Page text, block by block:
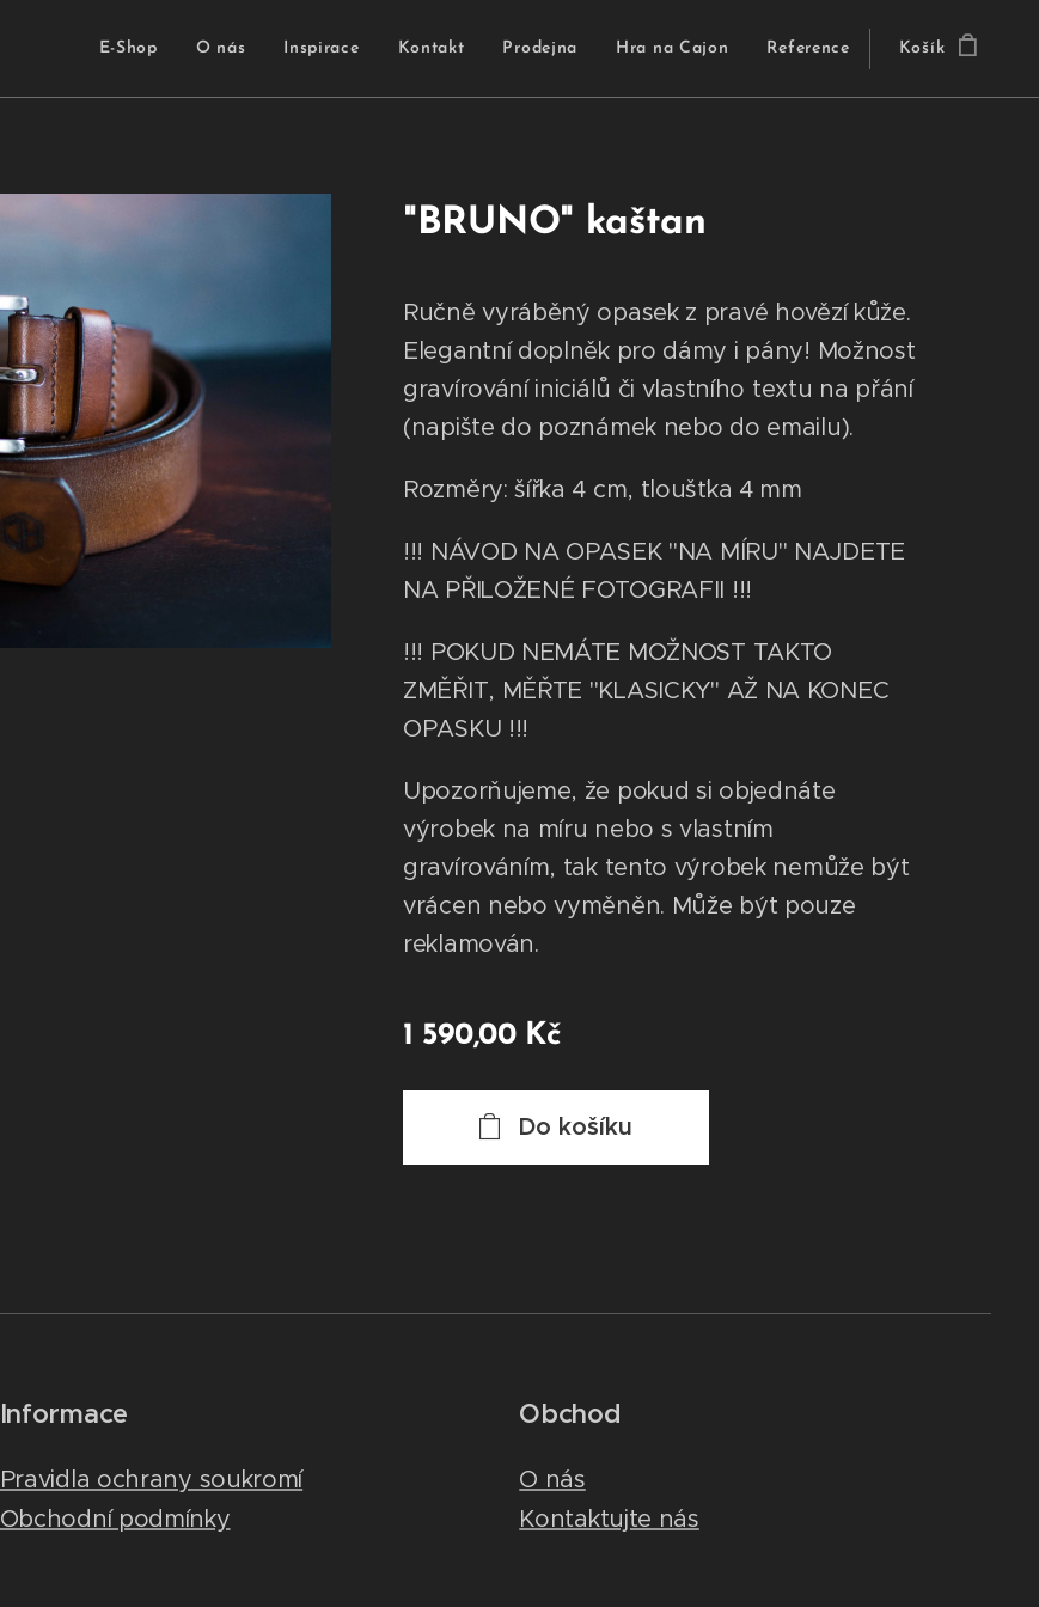
E-Shop O nás Inspirace Kontakt Prodejna Hra na Cajon Reference Košík
"BRUNO" kaštan
Ručně vyráběný opasek z pravé hovězí kůže.
Elegantní doplněk pro dámy i pány! Možnost
gravírování iniciálů či vlastního textu na přání
(napište do poznámek nebo do emailu).
Rozměry: šířka 4 cm, tloušťka 4 mm
!!! NÁVOD NA OPASEK "NA MÍRU" NAJDETE
NA PŘILOŽENÉ FOTOGRAFII !!!
!!! POKUD NEMÁTE MOŽNOST TAKTO
ZMĚŘIT, MĚŘTE "KLASICKY" AŽ NA KONEC
OPASKU !!!
Upozorňujeme, že pokud si objednáte
výrobek na míru nebo s vlastním
gravírováním, tak tento výrobek nemůže být
vrácen nebo vyměněn. Může být pouze
reklamován.
1 590,00Kč
Do košíku
Informace
Pravidla ochrany soukromí
Obchodní podmínky
Obchod
O nás
Kontaktujte nás